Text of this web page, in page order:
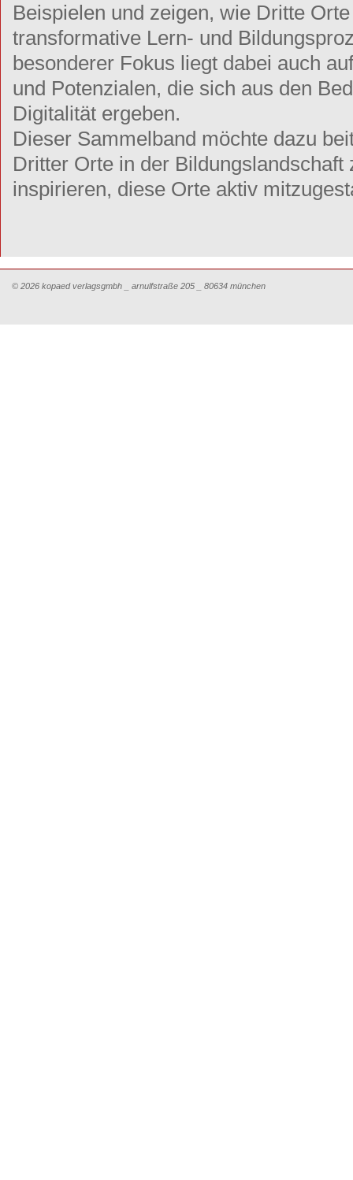
Beispielen und zeigen, wie Dritte
transformative Lern- und
besonderer Fokus liegt dabei auch
und Potenzialen, die sich aus den
Digitalität ergeben.
Dieser Sammelband möchte dazu
Dritter Orte in der Bildungslandschaft
inspirieren, diese Orte aktiv
© 2026 kopaed verlagsgmbh _ arnulfstraße 205 _ 80634 münchen